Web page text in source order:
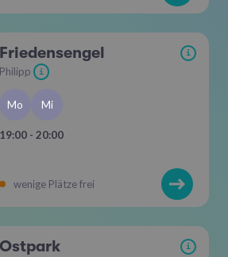
Friedensengel i
Philipp i
Mo Mi
19:00 - 20:00
wenige Plätze frei
Ostpark i